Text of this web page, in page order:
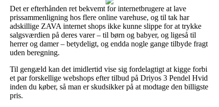
Det er efterhånden ret bekvemt for internetbrugere at lave
prissammenligning hos flere online varehuse, og til tak har
adskillige ZAVA internet shops ikke kunne slippe for at trykke
salgsværdien på deres varer – til børn og babyer, og ligeså til
herrer og damer – betydeligt, og endda nogle gange tilbyde fragt
uden beregning.
Til gengæld kan det imidlertid vise sig fordelagtigt at kigge forbi
et par forskellige webshops efter tilbud på Driyos 3 Pendel Hvid
inden du køber, så man er skudsikker på at modtage den billigste
pris.